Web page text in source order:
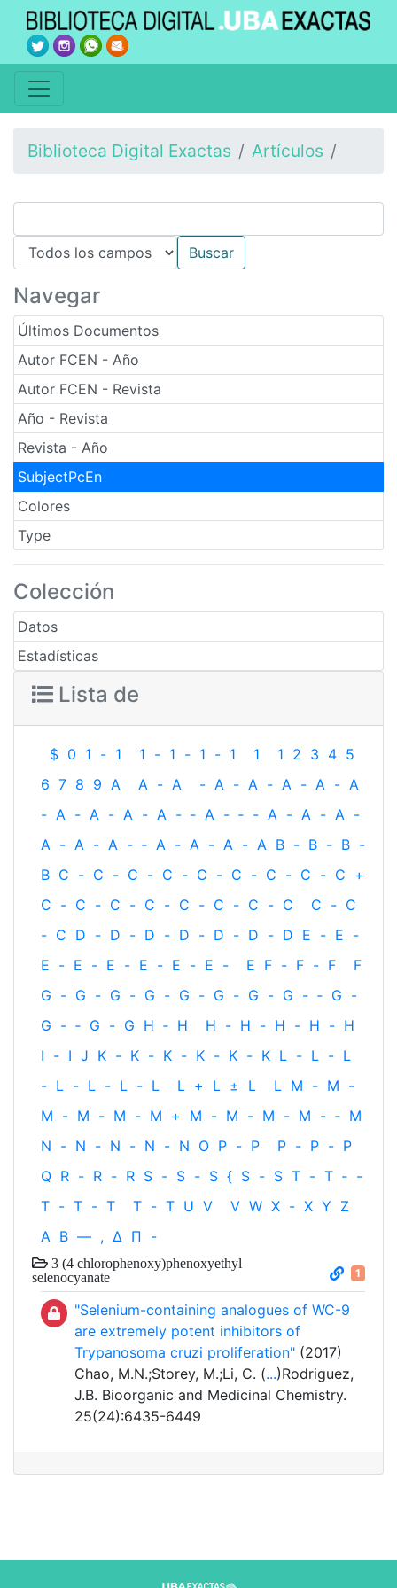
Biblioteca Digital Exactas Artículos
Navegar
Últimos Documentos
Autor FCEN - Año
Autor FCEN - Revista
Año - Revista
Revista - Año
SubjectPcEn
Colores
Type
Colección
Datos
Estadísticas
Lista de
$ 0 1 - 1 1 - 1 - 1 - 1 1 1 2 3 4 5
6 7 8 9 A A - A - A - A - A - A - A
- A - A - A - A - ‐ A - ‐ - A - A - A -
A - A - A - ‐ A - A - A - A B - B - B -
B C - C - C - C - C - C - C - C - C +
C - C - C - C - C - C - C - C C - C
- C D - D - D - D - D - D - D E - E -
E - E - E - E - E - E - E F - F - F
F
G - G - G - G - G - G - G - G - ‐ G -
G - ‐ G - G H ‐ H H - H - H - H - H
I - I J K - K - K - K - K - K L - L - L
- L - L - L - L L + L ± L L M - M -
M - M - M - M + M - M - M - M - ‐ M
N - N - N - N - N O P - P P - P - P
Q R - R - R S - S - S { S - S T - T ‐ -
T - T - T T - T U V V W X - X Y Z
Α Β — , Δ Π -
3 (4 chlorophenoxy)phenoxyethyl
selenocyanate
1
"Selenium-containing analogues of WC-9
are extremely potent inhibitors of
Trypanosoma cruzi proliferation" (2017)
Chao, M.N.;Storey, M.;Li, C. (...)Rodriguez,
J.B. Bioorganic and Medicinal Chemistry.
25(24):6435-6449